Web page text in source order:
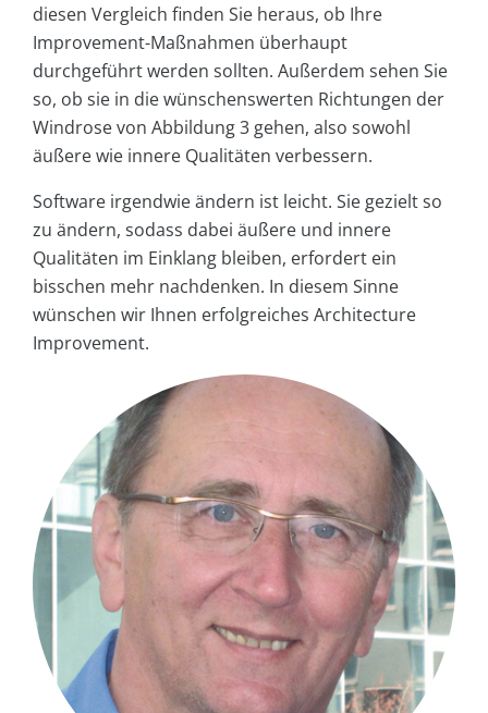
diesen Vergleich finden Sie heraus, ob Ihre
Improvement-Maßnahmen überhaupt
durchgeführt werden sollten. Außerdem sehen Sie
so, ob sie in die wünschenswerten Richtungen der
Windrose von Abbildung 3 gehen, also sowohl
äußere wie innere Qualitäten verbessern.
Software irgendwie ändern ist leicht. Sie gezielt so
zu ändern, sodass dabei äußere und innere
Qualitäten im Einklang bleiben, erfordert ein
bisschen mehr nachdenken. In diesem Sinne
wünschen wir Ihnen erfolgreiches Architecture
Improvement.